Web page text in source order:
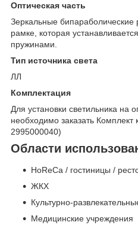
Оптическая часть
Зеркальные
рамке, которая
пружинами.
Тип источника света
ЛЛ
Комплектация
Для установки светильника на
необходимо заказать Комплект
2995000040)
Области
HoReCa / гостиницы /
ЖКХ
Культурно-
Медицинские учреждения